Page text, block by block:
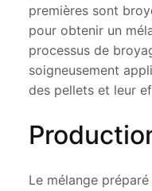
premières sont
pour obtenir un
processus de
soigneusement
des pellets et leur
Le mélange